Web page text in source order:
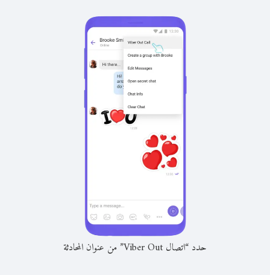
حدد “اتصال Viber Out” من عنوان المحادثة